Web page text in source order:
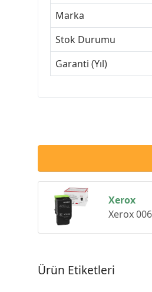
Marka
Stok Durumu
Garanti (Yıl)
Xerox
Ürün Etiketleri